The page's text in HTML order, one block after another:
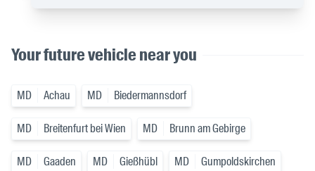
Your future vehicle near you
MD Achau MD Biedermannsdorf
MD Breitenfurt bei Wien MD Brunn am Gebirge
MD Gaaden MD Gießhübl MD Gumpoldskirchen